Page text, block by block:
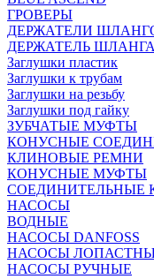
ГРОВЕРЫ
ДЕРЖАТЕЛИ
ДЕРЖАТЕЛЬ ШЛАНГА
Заглушки пластик
Заглушки к трубам
Заглушки на резьбу
Заглушки под гайку
ЗУБЧАТЫЕ МУФТЫ
КОНУСНЫЕ
КЛИНОВЫЕ РЕМНИ
КОНУСНЫЕ МУФТЫ
СОЕДИНИТЕЛЬНЫЕ
НАСОСЫ
ВОДНЫЕ
НАСОСЫ DANFOSS
НАСОСЫ
НАСОСЫ РУЧНЫЕ